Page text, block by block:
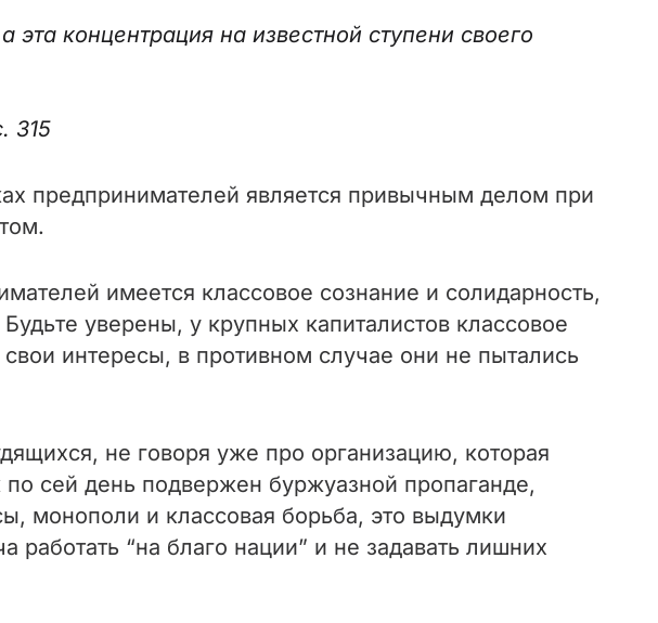
концентрация на известной ступени своего
315
предпринимателей является привычным делом при
имеется классовое сознание и солидарность,
уверены, у крупных капиталистов классовое
интересы, в противном случае они не пытались
не говоря уже про организацию, которая
сей день подвержен буржуазной пропаганде,
монополи и классовая борьба, это выдумки
работать “на благо нации” и не задавать лишних